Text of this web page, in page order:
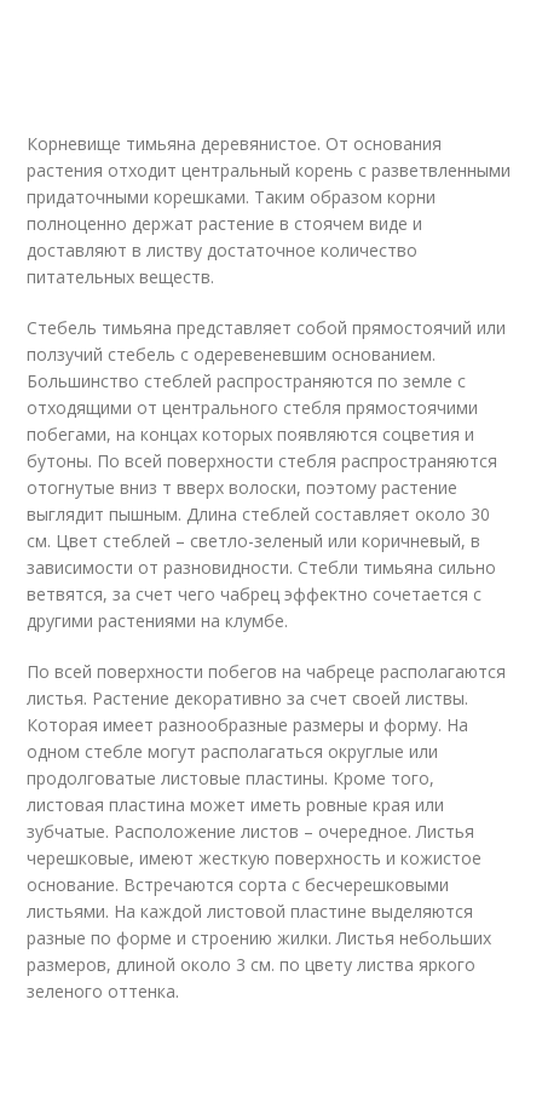
Корневище тимьяна деревянистое. От основания
растения отходит центральный корень с разветвленными
придаточными корешками. Таким образом корни
полноценно держат растение в стоячем виде и
доставляют в листву достаточное количество
питательных веществ.
Стебель тимьяна представляет собой прямостоячий или
ползучий стебель с одеревеневшим основанием.
Большинство стеблей распространяются по земле с
отходящими от центрального стебля прямостоячими
побегами, на концах которых появляются соцветия и
бутоны. По всей поверхности стебля распространяются
отогнутые вниз т вверх волоски, поэтому растение
выглядит пышным. Длина стеблей составляет около 30
см. Цвет стеблей – светло-зеленый или коричневый, в
зависимости от разновидности. Стебли тимьяна сильно
ветвятся, за счет чего чабрец эффектно сочетается с
другими растениями на клумбе.
По всей поверхности побегов на чабреце располагаются
листья. Растение декоративно за счет своей листвы.
Которая имеет разнообразные размеры и форму. На
одном стебле могут располагаться округлые или
продолговатые листовые пластины. Кроме того,
листовая пластина может иметь ровные края или
зубчатые. Расположение листов – очередное. Листья
черешковые, имеют жесткую поверхность и кожистое
основание. Встречаются сорта с бесчерешковыми
листьями. На каждой листовой пластине выделяются
разные по форме и строению жилки. Листья небольших
размеров, длиной около 3 см. по цвету листва яркого
зеленого оттенка.